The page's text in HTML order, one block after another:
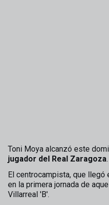
Toni Moya alcanzó este
jugador del Real Zaragoza.
El centrocampista, que llegó
en la primera jornada de
Villarreal 'B'.